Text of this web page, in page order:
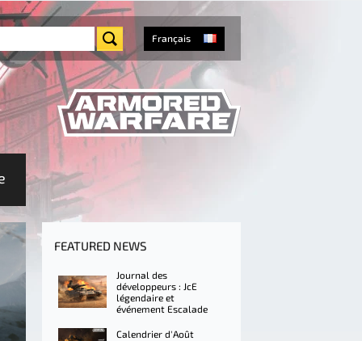
Français
FEATURED NEWS
Journal des
développeurs : JcE
légendaire et
événement Escalade
Calendrier d'Août